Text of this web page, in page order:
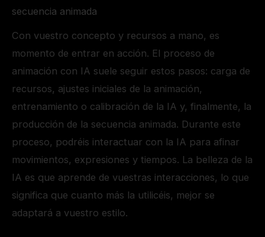
secuencia animada
Con vuestro concepto y recursos a mano, es
momento de entrar en acción. El proceso de
animación con IA suele seguir estos pasos: carga de
recursos, ajustes iniciales de la animación,
entrenamiento o calibración de la IA y, finalmente, la
producción de la secuencia animada. Durante este
proceso, podréis interactuar con la IA para afinar
movimientos, expresiones y tiempos. La belleza de la
IA es que aprende de vuestras interacciones, lo que
significa que cuanto más la utilicéis, mejor se
adaptará a vuestro estilo.